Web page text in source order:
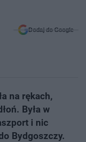
Dodaj do Google
na rękach,
Była w
i nic
Bydgoszczy.